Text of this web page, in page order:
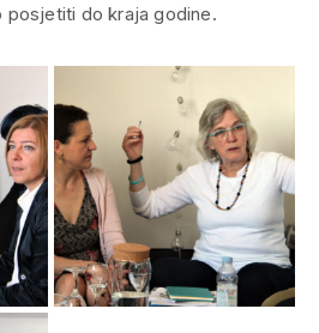
posjetiti do kraja godine.